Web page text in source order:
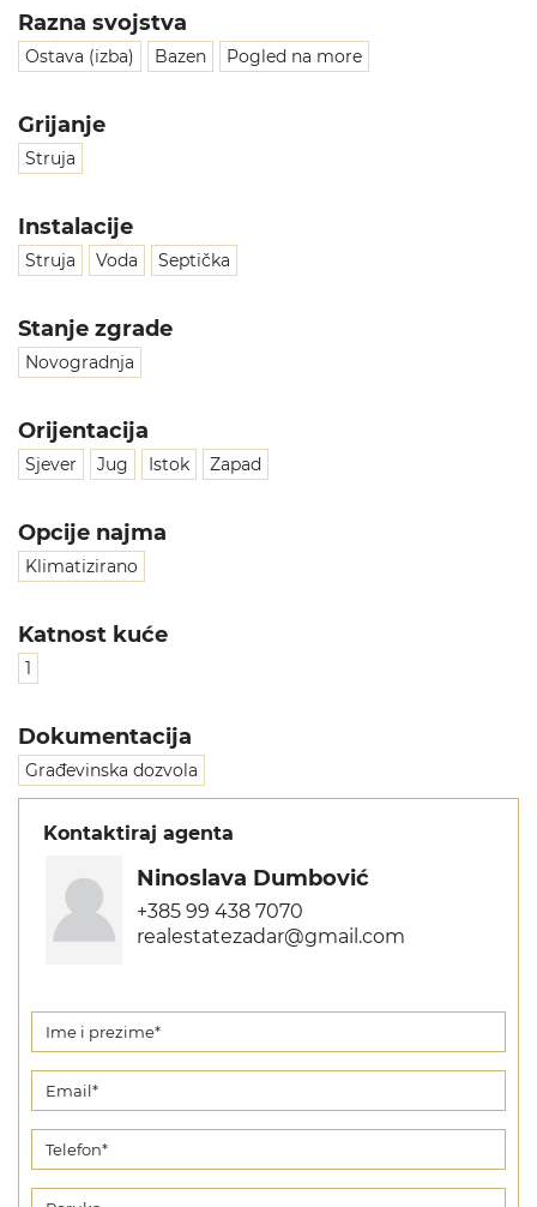
Razna svojstva
Ostava (izba) Bazen Pogled na more
Grijanje
Struja
Instalacije
Struja Voda Septička
Stanje zgrade
Novogradnja
Orijentacija
Sjever Jug Istok Zapad
Opcije najma
Klimatizirano
Katnost kuće
1
Dokumentacija
Građevinska dozvola
Kontaktiraj agenta
Ninoslava Dumbović
+385 99 438 7070
realestatezadar@gmail.com